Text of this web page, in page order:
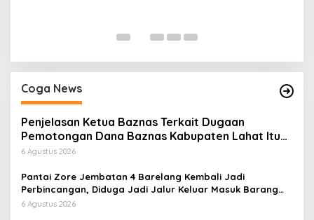
Coga News
Penjelasan Ketua Baznas Terkait Dugaan
Pemotongan Dana Baznas Kabupaten Lahat Itu
Tidak Benar
6 Agustus 2026
Pantai Zore Jembatan 4 Barelang Kembali Jadi
Perbincangan, Diduga Jadi Jalur Keluar Masuk Barang
Tanpa Dokumen Kepabeanan, Nama Berinisial WL
6 Agustus 2026